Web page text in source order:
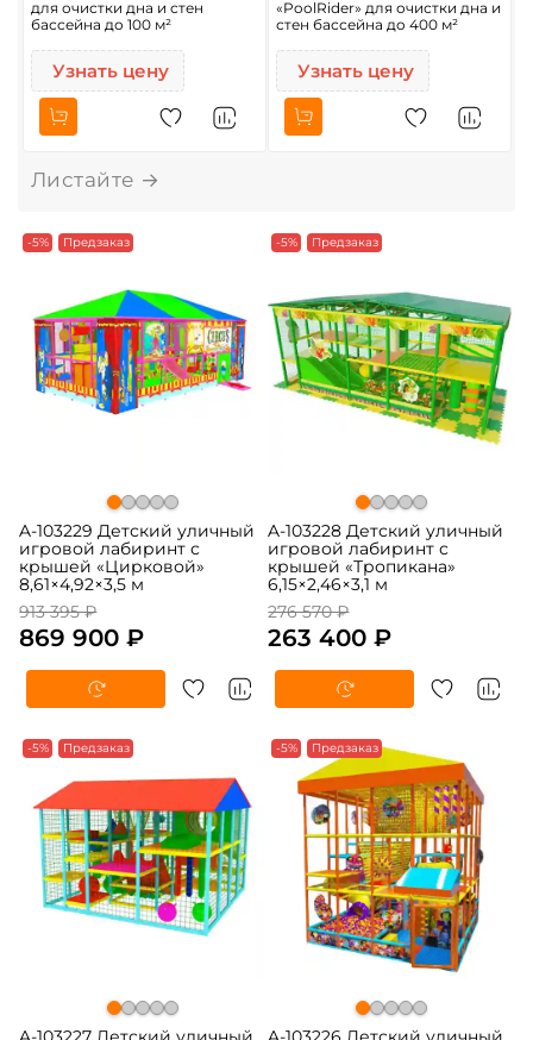
для очистки дна и стен
бассейна до 100 м²
Узнать цену
«PoolRider» для очистки дна и
стен бассейна до 400 м²
Узнать цену
-5% Предзаказ
A-103229 Детский уличный
игровой лабиринт с
крышей «Цирковой»
8,61×4,92×3,5 м
913 395 ₽
869 900 ₽
-5% Предзаказ
A-103228 Детский уличный
игровой лабиринт с
крышей «Тропикана»
6,15×2,46×3,1 м
276 570 ₽
263 400 ₽
-5% Предзаказ -5% Предзаказ